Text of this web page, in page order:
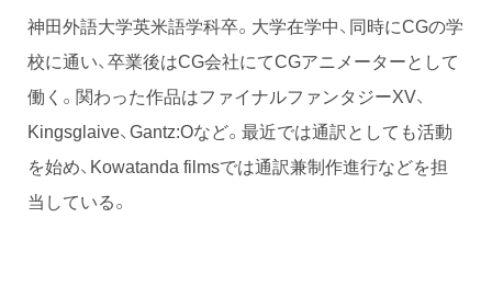
神田外語大学英米語学科卒。大学在学中、同時にCGの学
校に通い、卒業後はCG会社にてCGアニメーターとして
働く。関わった作品はファイナルファンタジーXV、
Kingsglaive、Gantz:Oなど。最近では通訳としても活動
を始め、Kowatanda filmsでは通訳兼制作進行などを担
当している。